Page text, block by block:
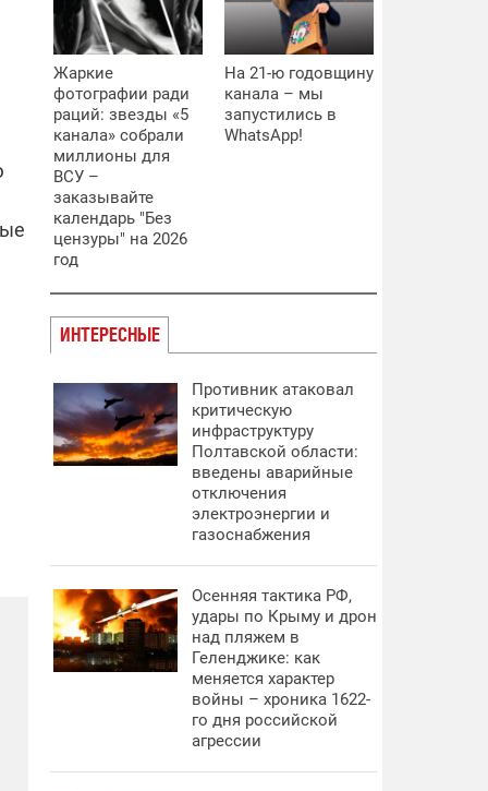
Жаркие
фотографии ради
раций: звезды «5
канала» собрали
миллионы для
ВСУ –
заказывайте
календарь "Без
цензуры" на 2026
год
На 21-ю годовщину
канала – мы
запустились в
WhatsApp!
ИНТЕРЕСНЫЕ
Противник атаковал
критическую
инфраструктуру
Полтавской области:
введены аварийные
отключения
электроэнергии и
газоснабжения
Осенняя тактика РФ,
удары по Крыму и дрон
над пляжем в
Геленджике: как
меняется характер
войны – хроника 1622-
го дня российской
агрессии